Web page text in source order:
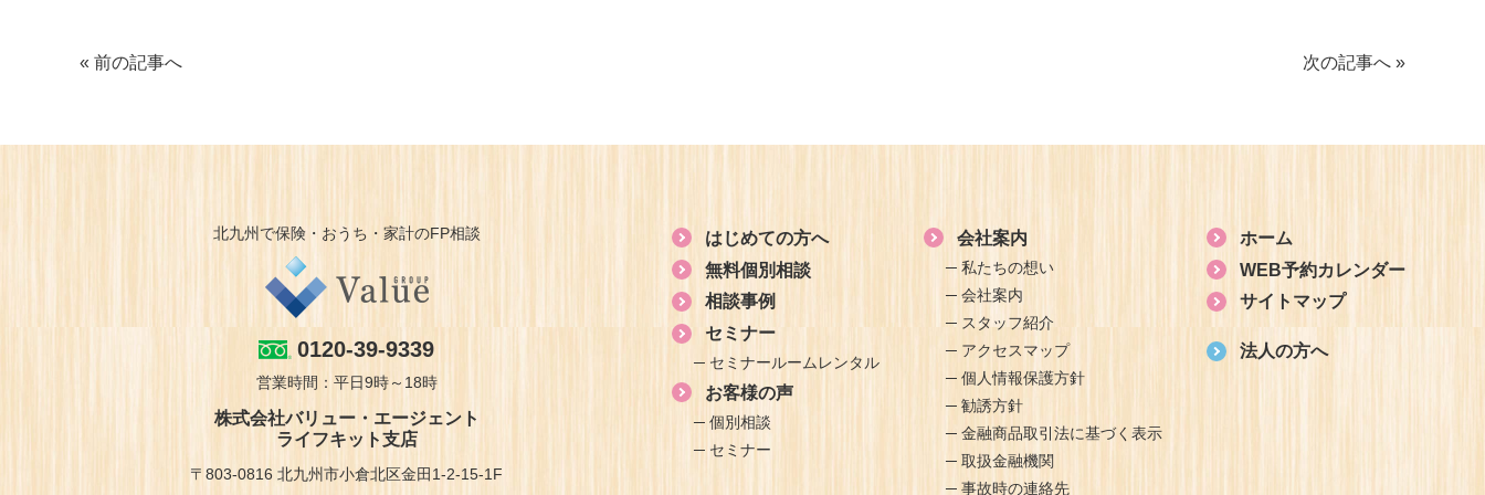
« 前の記事へ 次の記事へ »
北九州で保険・おうち・家計のFP相談
0120-39-9339
営業時間：平日9時～18時
株式会社バリュー・エージェント
ライフキット支店
〒803-0816 北九州市小倉北区金田1-2-15-1F
はじめての方へ
無料個別相談
相談事例
セミナー
セミナールームレンタル
お客様の声
個別相談
セミナー
会社案内
私たちの想い
会社案内
スタッフ紹介
アクセスマップ
個人情報保護方針
勧誘方針
金融商品取引法に基づく表示
取扱金融機関
事故時の連絡先
ホーム
WEB予約カレンダー
サイトマップ
法人の方へ